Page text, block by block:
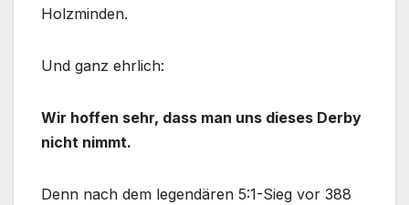
Holzminden.
Und ganz ehrlich:
Wir hoffen sehr, dass man uns dieses Derby
nicht nimmt.
Denn nach dem legendären 5:1-Sieg vor 388